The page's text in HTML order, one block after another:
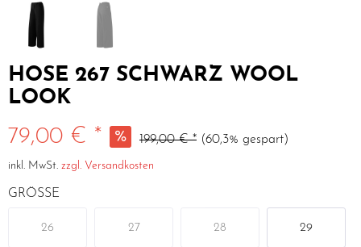
HOSE 267 SCHWARZ WOOL
LOOK
79,00 € * 199,00 € * (60,3% gespart)
inkl. MwSt. zzgl. Versandkosten
GRÖSSE
26 27 28 29